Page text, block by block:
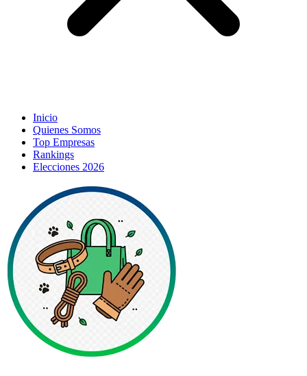
Inicio
Quienes Somos
Top Empresas
Rankings
Elecciones 2026